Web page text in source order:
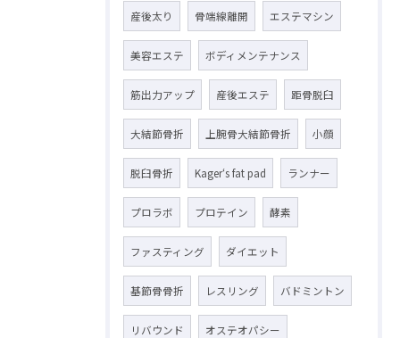
産後太り 骨端線離開 エステマシン
美容エステ ボディメンテナンス
筋出力アップ 産後エステ 距骨脱臼
大結節骨折 上腕骨大結節骨折 小顔
脱臼骨折 Kager‘s fat pad ランナー
プロラボ プロテイン 酵素
ファスティング ダイエット
基節骨骨折 レスリング バドミントン
リバウンド オステオパシー